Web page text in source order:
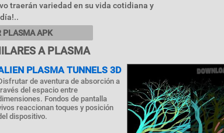
traerán variedad en su vida cotidiana y
PLASMA APK
A PLASMA
PLASMA TUNNELS 3D
de aventura de absorción a
del espacio entre
Fondos de pantalla
reaccionan toques y posición
dispositivo.